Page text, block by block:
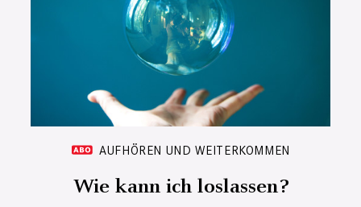
AUFHÖREN UND WEITERKOMMEN
Wie kann ich loslassen?